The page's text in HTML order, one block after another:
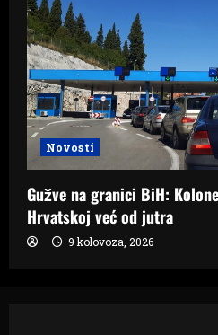
Novosti
Gužve na granici BiH:
Hrvatskoj već od jutra
9 kolovoza, 2026